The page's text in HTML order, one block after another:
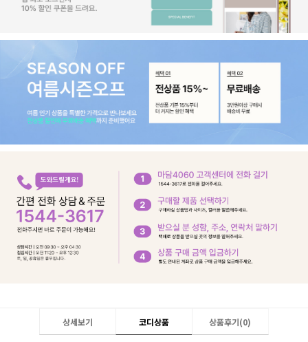
상세보기 코디상품 상품후기(0)